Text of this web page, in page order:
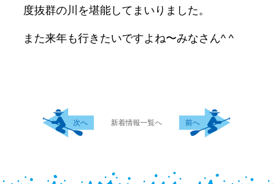
度抜群の川を堪能してまいりました。
また来年も行きたいですよね〜みなさん^ ^
次へ 新着情報一覧へ 前へ